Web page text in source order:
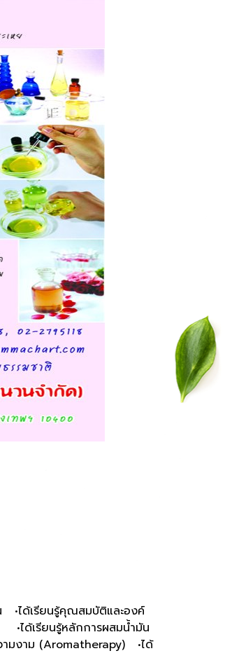
•ได้เรียนรู้คุณสมบัติและองค์
•ได้เรียนรู้หลักการผสมน้ำมัน
ามงาม (Aromatherapy) •ได้